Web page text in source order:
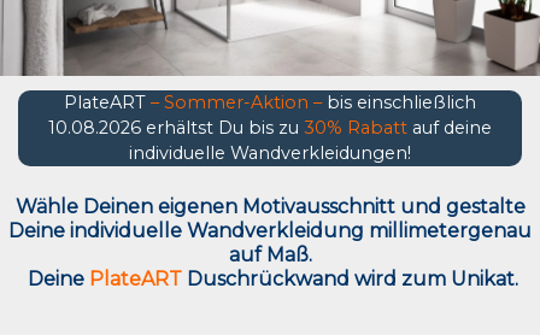
PlateART – Sommer-Aktion – bis einschließlich
10.08.2026 erhältst Du bis zu 30% Rabatt auf deine
individuelle Wandverkleidungen!
Wähle Deinen eigenen Motivausschnitt und gestalte
Deine individuelle Wandverkleidung millimetergenau
auf Maß.
Deine PlateARTDuschrückwand wird zum Unikat.